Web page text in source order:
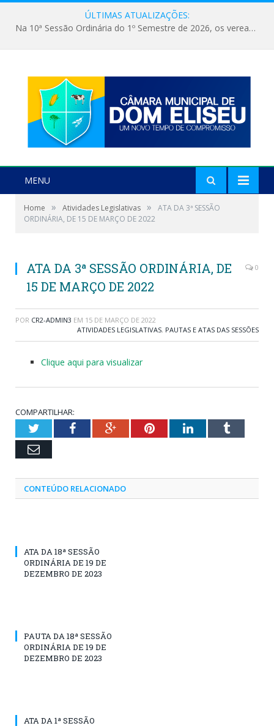
ÚLTIMAS ATUALIZAÇÕES:
Na 10ª Sessão Ordinária do 1º Semestre de 2026, os vereadores receberam a nova comandante do 51º Batalhão de Polícia Militar, a Major Alessandra Lopes Leal Bandeira. A visita institucional proporcionou a apresentação da oficial aos parlamentares e reforçou o compromisso de cooperação entre a Polícia Militar e o Poder Legislativo em prol da segurança da população.
MENU
Home » Atividades Legislativas »
ATA DA 3ª SESSÃO
ORDINÁRIA, DE 15 DE MARÇO DE 2022
ATA DA 3ª SESSÃO ORDINÁRIA, DE
15 DE MARÇO DE 2022
0
POR CR2-ADMIN3 EM 15 DE MARÇO DE 2022
ATIVIDADES LEGISLATIVAS, PAUTAS E ATAS DAS SESSÕES
Clique aqui para visualizar
COMPARTILHAR:
TwitterFacebookGoogle+PinterestLinkedInTumblr
Email
CONTEÚDO RELACIONADO
ATA DA 18ª SESSÃO
ORDINÁRIA DE 19 DE
DEZEMBRO DE 2023
PAUTA DA 18ª SESSÃO
ORDINÁRIA DE 19 DE
DEZEMBRO DE 2023
ATA DA 1ª SESSÃO